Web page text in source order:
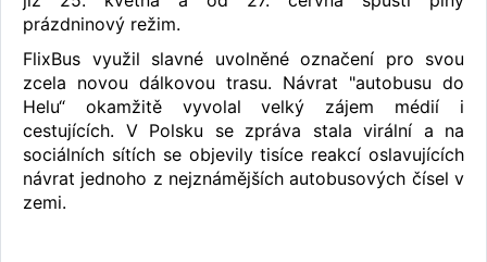
prázdninový režim.
FlixBus využil slavné uvolněné označení pro svou
zcela novou dálkovou trasu. Návrat "autobusu do
Helu“ okamžitě vyvolal velký zájem médií i
cestujících. V Polsku se zpráva stala virální a na
sociálních sítích se objevily tisíce reakcí oslavujících
návrat jednoho z nejznámějších autobusových čísel v
zemi.